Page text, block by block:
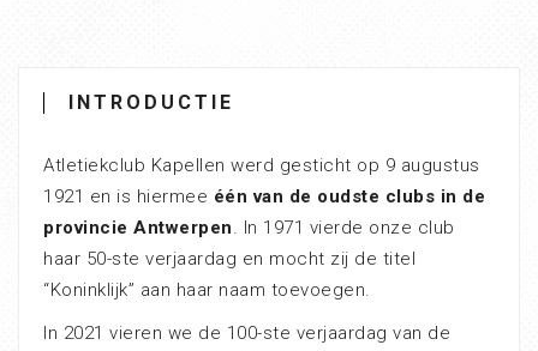
INTRODUCTIE
Atletiekclub Kapellen werd gesticht op 9 augustus
1921 en is hiermee één van de oudste clubs in de
provincie Antwerpen. In 1971 vierde onze club
haar 50-ste verjaardag en mocht zij de titel
“Koninklijk” aan haar naam toevoegen.
In 2021 vieren we de 100-ste verjaardag van de